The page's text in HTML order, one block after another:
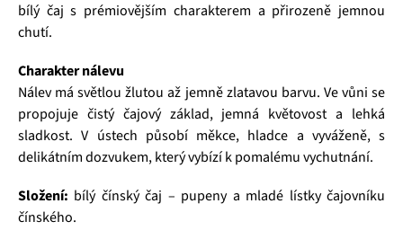
bílý čaj s prémiovějším charakterem a přirozeně jemnou
chutí.
Charakter nálevu
Nálev má světlou žlutou až jemně zlatavou barvu. Ve vůni se
propojuje čistý čajový základ, jemná květovost a lehká
sladkost. V ústech působí měkce, hladce a vyváženě, s
delikátním dozvukem, který vybízí k pomalému vychutnání.
Složení: bílý čínský čaj – pupeny a mladé lístky čajovníku
čínského.